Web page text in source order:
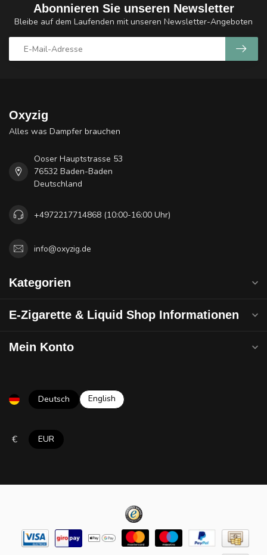
Abonnieren Sie unseren Newsletter
Bleibe auf dem Laufenden mit unseren Newsletter-Angeboten
Oxyzig
Alles was Dampfer brauchen
Ooser Hauptstrasse 53
76532 Baden-Baden
Deutschland
+4972217714868 (10:00-16:00 Uhr)
info@oxyzig.de
Kategorien
E-Zigarette & Liquid Shop Informationen
Mein Konto
Deutsch English
€ EUR